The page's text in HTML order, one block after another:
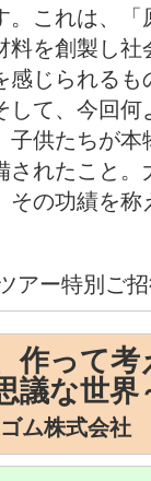
。これは、
料を創製し
感じられる
して、今回
子供たちが
されたこと
その功績を
アー特別ご
作って
議な世界
ム株式会社